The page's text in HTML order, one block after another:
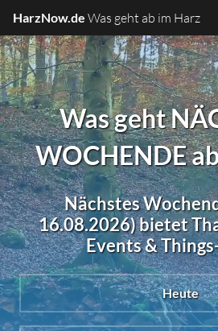
HarzNow.de Was geht ab im Harz
Was geht
WOCHENDE
Nächstes
16.08.2026) bietet
Events &
Heute